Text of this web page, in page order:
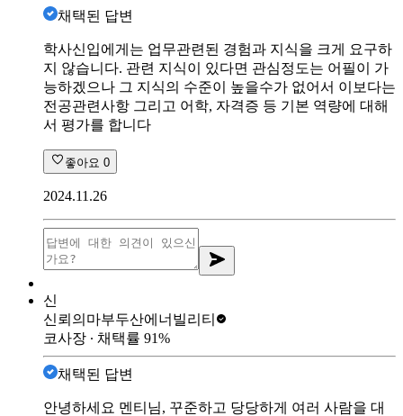
채택된 답변
학사신입에게는 업무관련된 경험과 지식을 크게 요구하
지 않습니다. 관련 지식이 있다면 관심정도는 어필이 가
능하겠으나 그 지식의 수준이 높을수가 없어서 이보다는
전공관련사항 그리고 어학, 자격증 등 기본 역량에 대해
서 평가를 합니다
좋아요 0
2024.11.26
신
신뢰의마부두산에너빌리티
코사장 ∙ 채택률 91%
채택된 답변
안녕하세요 멘티님, 꾸준하고 당당하게 여러 사람을 대